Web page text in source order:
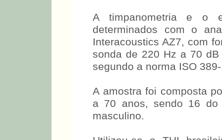
A timpanometria e o
determinados com o
Interacoustics AZ7, com
sonda de 220 Hz a 70
segundo a norma ISO
A amostra foi composta
a 70 anos, sendo 16 do
masculino.